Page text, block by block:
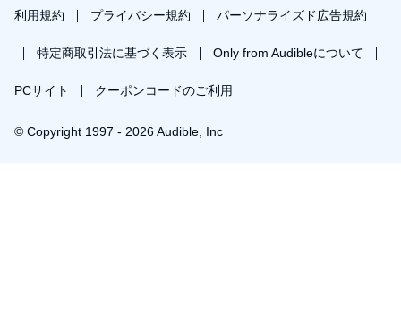
利用規約 プライバシー規約 パーソナライズド広告規約
特定商取引法に基づく表示 Only from Audibleについて
PCサイト クーポンコードのご利用
© Copyright 1997 - 2026 Audible, Inc